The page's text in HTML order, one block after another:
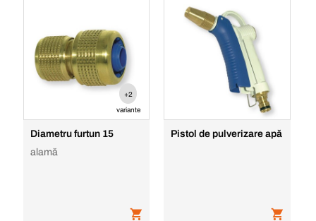
+2
variante
Diametru furtun 15
alamă
Pistol de pulverizare apă